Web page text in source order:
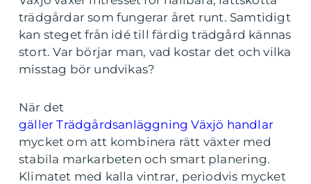
trädgårdar som fungerar året runt. Samtidigt
kan steget från idé till färdig trädgård kännas
stort. Var börjar man, vad kostar det och vilka
misstag bör undvikas?
När det
gäller Trädgårdsanläggning Växjö handlar
mycket om att kombinera rätt växter med
stabila markarbeten och smart planering.
Klimatet med kalla vintrar, periodvis mycket